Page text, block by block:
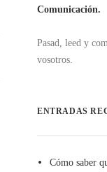
Comunicación.
Pasad, leed y
vosotros.
ENTRADAS
Cómo saber